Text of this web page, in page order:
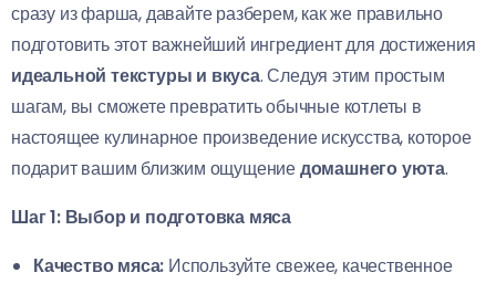
сразу из фарша, давайте разберем, как же правильно
подготовить этот важнейший ингредиент для достижения
идеальной текстуры и вкуса. Следуя этим простым
шагам, вы сможете превратить обычные котлеты в
настоящее кулинарное произведение искусства, которое
подарит вашим близким ощущениедомашнего уюта.
Шаг 1: Выбор и подготовка мяса
Качество мяса: Используйте свежее, качественное